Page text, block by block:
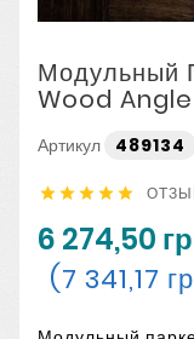
Модульный
Wood Angle
Артикул 489134
    
6 274,50
(7 341,17